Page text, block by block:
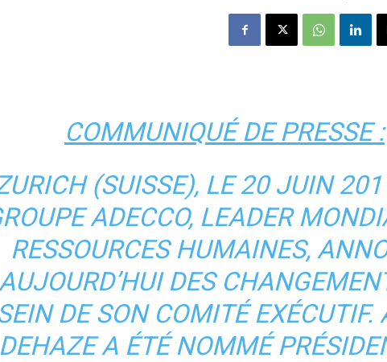
COMMUNIQUÉ DE PRESSE :
(SUISSE), LE 20 JUIN
ADECCO, LEADER
RESSOURCES HUMAINES,
DES
DE SON COMITÉ EXÉCUTIF.
DEHAZE A ÉTÉ NOMMÉ